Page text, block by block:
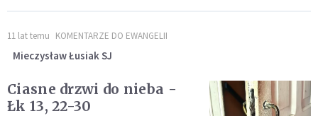
11 lat temu KOMENTARZE DO EWANGELII
Mieczysław Łusiak SJ
Ciasne drzwi do nieba -
Łk 13, 22-30